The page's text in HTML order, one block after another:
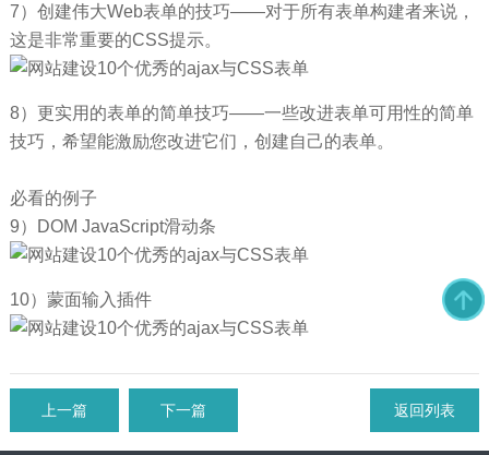
7）创建伟大Web表单的技巧——对于所有表单构建者来说，
这是非常重要的CSS提示。
8）更实用的表单的简单技巧——一些改进表单可用性的简单
技巧，希望能激励您改进它们，创建自己的表单。
必看的例子
9）DOM JavaScript滑动条
10）蒙面输入插件
上一篇 下一篇 返回列表